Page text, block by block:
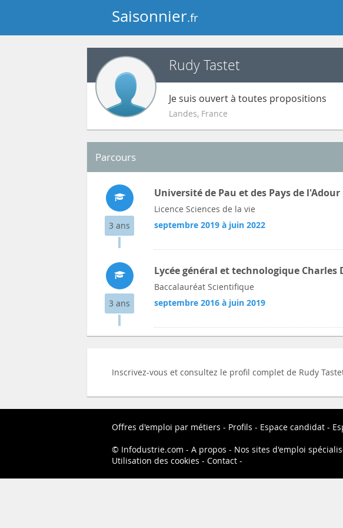
Saisonnier.fr
Rudy Tastet
Je suis ouvert à toutes propositions
Landes, France
Parcours
3 ans
Université de Pau et des Pays de l'Adour
Licence Sciences de la vie
septembre 2019 à juin 2022
3 ans
Lycée général et technologique Charles
Baccalauréat Scientifique
septembre 2016 à juin 2019
Inscrivez-vous et consultez le profil complet de Rudy
Offres d'emploi par métiers Profils Espace candidat
Infodustrie.com
A propos Nos sites d'emploi
Utilisation des cookies
Contact